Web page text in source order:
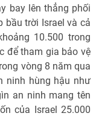
bay lên thẳng phối
bầu trời Israel và cả
10.500 trong
để tham gia bảo vệ
vòng 8 năm qua
ninh hùng hậu như
an ninh mang tên
của Israel 25.000